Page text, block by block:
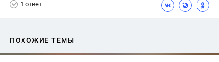
1 ответ
ПОХОЖИЕ ТЕМЫ